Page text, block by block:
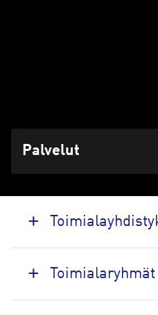
Palvelut
Toimialaryhmät